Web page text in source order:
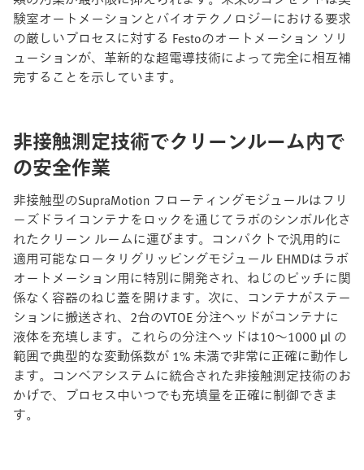
験室オートメーションとバイオテクノロジーにおける要求
の厳しいプロセスに対する Festoのオートメーション ソリ
ューションが、革新的な超電導技術によって完全に相互補
完することを示しています。
非接触測定技術でクリーンルーム内で
の安全作業
非接触型のSupraMotion フローティングモジュールはフリ
ーズドライコンテナをロックを通じてラボのシンボル化さ
れたクリーン ルームに運びます。コンパクトで汎用的に
適用可能なロータリグリッピングモジュール EHMDはラボ
オートメーション用に特別に開発され、ねじのピッチに関
係なく容器のねじ蓋を開けます。次に、コンテナがステー
ションに搬送され、2台のVTOE 分注ヘッドがコンテナに
液体を充填します。これらの分注ヘッドは10～1000 μl の
範囲で典型的な変動係数が 1% 未満で非常に正確に動作し
ます。コンベアシステムに統合された非接触測定技術のお
かげで、プロセス中いつでも充填量を正確に制御できま
す。